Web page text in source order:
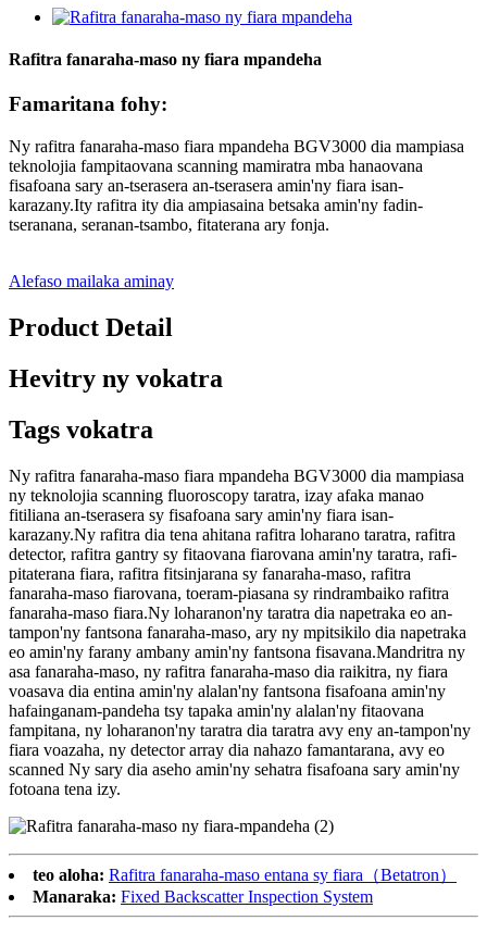
Rafitra fanaraha-maso ny fiara mpandeha
Famaritana fohy:
Ny rafitra fanaraha-maso fiara mpandeha BGV3000 dia mampiasa
teknolojia fampitaovana scanning mamiratra mba hanaovana
fisafoana sary an-tserasera an-tserasera amin'ny fiara isan-
karazany.Ity rafitra ity dia ampiasaina betsaka amin'ny fadin-
tseranana, seranan-tsambo, fitaterana ary fonja.
Alefaso mailaka aminay
Product Detail
Hevitry ny vokatra
Tags vokatra
Ny rafitra fanaraha-maso fiara mpandeha BGV3000 dia mampiasa
ny teknolojia scanning fluoroscopy taratra, izay afaka manao
fitiliana an-tserasera sy fisafoana sary amin'ny fiara isan-
karazany.Ny rafitra dia tena ahitana rafitra loharano taratra, rafitra
detector, rafitra gantry sy fitaovana fiarovana amin'ny taratra, rafi-
pitaterana fiara, rafitra fitsinjarana sy fanaraha-maso, rafitra
fanaraha-maso fiarovana, toeram-piasana sy rindrambaiko rafitra
fanaraha-maso fiara.Ny loharanon'ny taratra dia napetraka eo an-
tampon'ny fantsona fanaraha-maso, ary ny mpitsikilo dia napetraka
eo amin'ny farany ambany amin'ny fantsona fisavana.Mandritra ny
asa fanaraha-maso, ny rafitra fanaraha-maso dia raikitra, ny fiara
voasava dia entina amin'ny alalan'ny fantsona fisafoana amin'ny
hafainganam-pandeha tsy tapaka amin'ny alalan'ny fitaovana
fampitana, ny loharanon'ny taratra dia taratra avy eny an-tampon'ny
fiara voazaha, ny detector array dia nahazo famantarana, avy eo
scanned Ny sary dia aseho amin'ny sehatra fisafoana sary amin'ny
fotoana tena izy.
teo aloha: Rafitra fanaraha-maso entana sy fiara（Betatron）
Manaraka: Fixed Backscatter Inspection System